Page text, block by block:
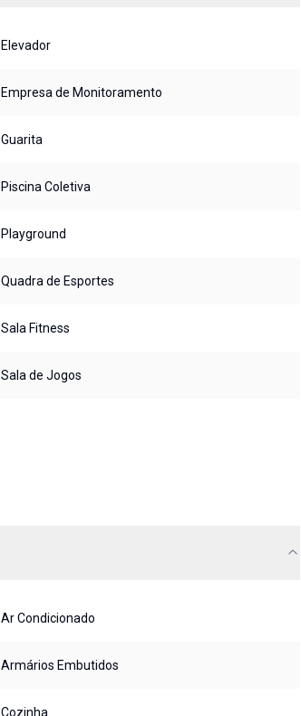
Elevador
Empresa de Monitoramento
Guarita
Piscina Coletiva
Playground
Quadra de Esportes
Sala Fitness
Sala de Jogos
Ar Condicionado
Armários Embutidos
Cozinha